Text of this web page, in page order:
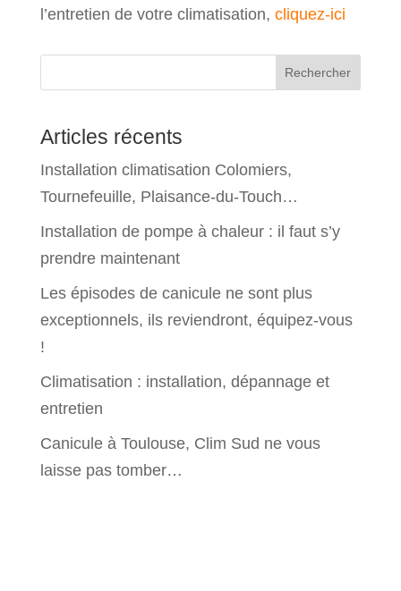
l’entretien de votre climatisation, cliquez-ici
Rechercher
Articles récents
Installation climatisation Colomiers,
Tournefeuille, Plaisance-du-Touch…
Installation de pompe à chaleur : il faut s’y
prendre maintenant
Les épisodes de canicule ne sont plus
exceptionnels, ils reviendront, équipez-vous
!
Climatisation : installation, dépannage et
entretien
Canicule à Toulouse, Clim Sud ne vous
laisse pas tomber…